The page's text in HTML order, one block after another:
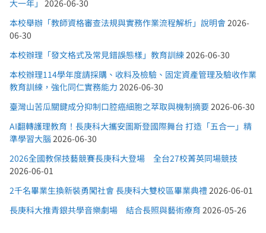
大一年」
2026-06-30
本校舉辦「教師資格審查法規與實務作業流程解析」說明會 2026-
06-30
本校辦理「發文格式及常見錯誤態樣」教育訓練 2026-06-30
本校辦理114學年度請採購、收料及檢驗、固定資產管理及驗收作業
教育訓練，強化同仁實務能力 2026-06-30
臺灣山苦瓜關鍵成分抑制口腔癌細胞之萃取與機制摘要 2026-06-30
AI翻轉護理教育！長庚科大攜安圖斯登國際舞台 打造「五合一」精
準學習大腦 2026-06-30
2026全國教保技藝競賽長庚科大登場 全台27校菁英同場競技
2026-06-01
2千名畢業生換新裝勇闖社會 長庚科大雙校區畢業典禮 2026-06-01
長庚科大推青銀共學音樂劇場 結合長照與藝術療育 2026-05-26